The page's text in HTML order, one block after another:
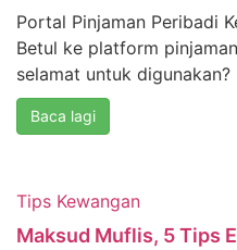
Portal Pinjaman Peribadi
Betul ke platform
selamat untuk digunakan?
Baca lagi
Tips Kewangan
Maksud Muflis, 5 Tips